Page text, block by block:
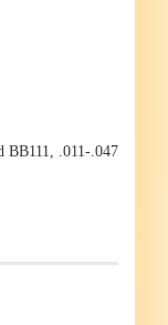
BB111, .011-.047